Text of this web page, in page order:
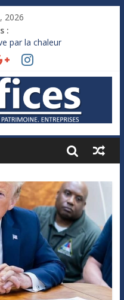
2026
:
par la chaleur
douane déjà remboursés
sur l’impôt
presque rien